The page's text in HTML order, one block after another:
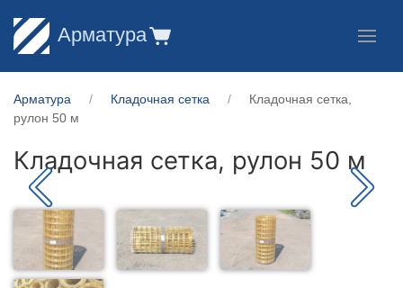
Арматура
Арматура Кладочная сетка
Кладочная сетка,
рулон 50 м
Кладочная сетка, рулон 50 м